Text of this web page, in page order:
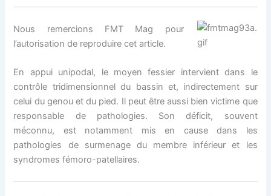
Nous remercions FMT Mag pour
l’autorisation de reproduire cet article.
En appui unipodal, le moyen fessier intervient dans le
contrôle tridimensionnel du bassin et, indirectement sur
celui du genou et du pied. Il peut être aussi bien victime que
responsable de pathologies. Son déficit, souvent
méconnu, est notamment mis en cause dans les
pathologies de surmenage du membre inférieur et les
syndromes fémoro-patellaires.